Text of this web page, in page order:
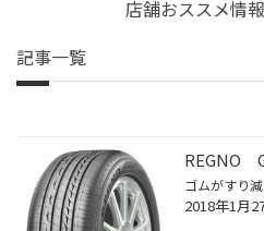
店舗おススメ情
記事一覧
REGNO
2018年1月